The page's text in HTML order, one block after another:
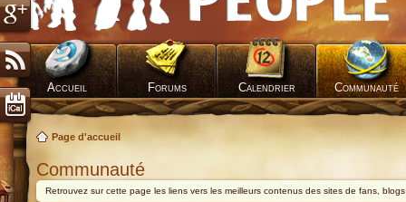
Accueil Forums Calendrier Communauté
Page d'accueil
Communauté
Retrouvez sur cette page les liens vers les meilleurs contenus des sites de fans,